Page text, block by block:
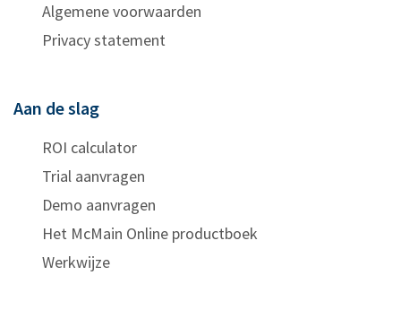
Algemene voorwaarden
Privacy statement
Aan de slag
ROI calculator
Trial aanvragen
Demo aanvragen
Het McMain Online productboek
Werkwijze